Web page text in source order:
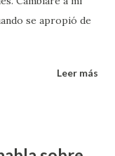
se apropió de
Leer más